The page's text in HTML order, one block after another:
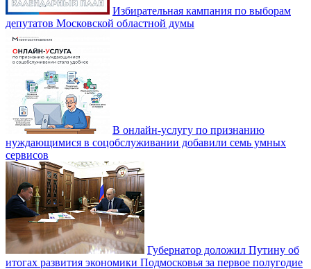
Избирательная кампания по выборам
депутатов Московской областной думы
В онлайн-услугу по признанию
нуждающимися в соцобслуживании добавили семь умных
сервисов
Губернатор доложил Путину об
итогах развития экономики Подмосковья за первое полугодие